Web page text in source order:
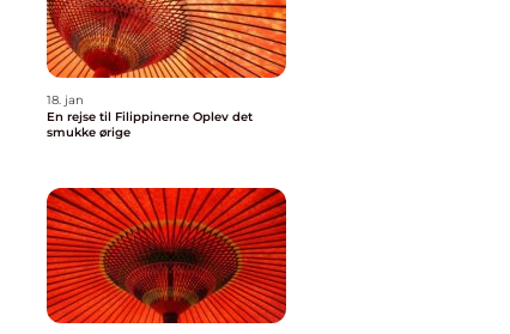
18. jan
En rejse til Filippinerne Oplev det
smukke ørige